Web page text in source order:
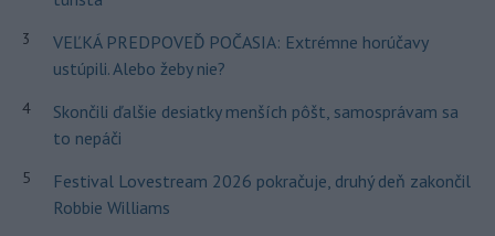
3
VEĽKÁ PREDPOVEĎ POČASIA: Extrémne horúčavy
ustúpili. Alebo žeby nie?
4
Skončili ďalšie desiatky menších pôšt, samosprávam sa
to nepáči
5
Festival Lovestream 2026 pokračuje, druhý deň zakončil
Robbie Williams